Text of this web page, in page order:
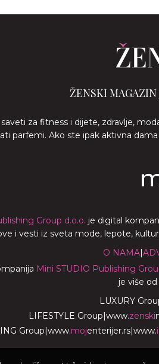
ŽENSKI MAGAZIN
za fitness i dijete, zdravlje,
parfemi. Ako ste ipak aktivna
Group d.o.o. je digital
i vesti iz sveta mode, lepote,
O NAMA|
Mini STUDIO Publishing
je više
LUXURY
LIFESTYLE Group|www.zenski
Group|www.mojenterijer.rs|www.